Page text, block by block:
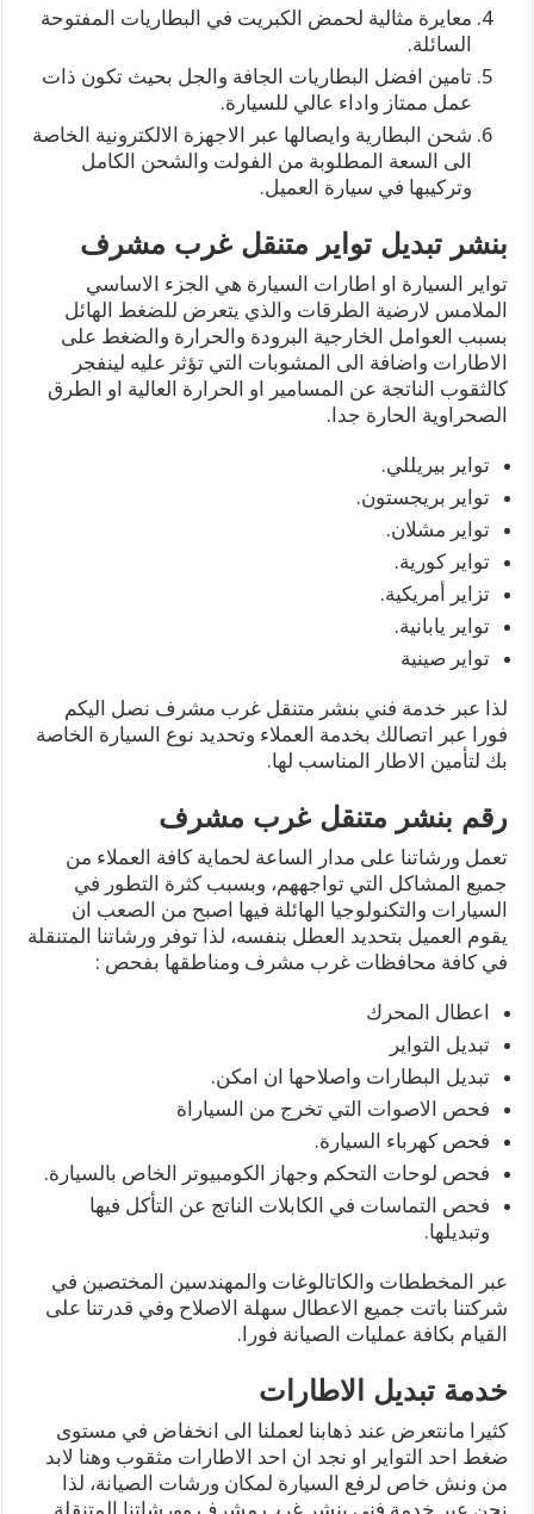
معايرة مثالية لحمض الكبريت في البطاريات المفتوحة
السائلة.
تامين افضل البطاريات الجافة والجل بحيث تكون ذات
عمل ممتاز واداء عالي للسيارة.
شحن البطارية وايصالها عبر الاجهزة الالكترونية الخاصة
الى السعة المطلوبة من الفولت والشحن الكامل
وتركيبها في سيارة العميل.
بنشر تبديل تواير متنقل غرب مشرف
تواير السيارة او اطارات السيارة هي الجزء الاساسي
الملامس لارضية الطرقات والذي يتعرض للضغط الهائل
بسبب العوامل الخارجية البرودة والحرارة والضغط على
الاطارات واضافة الى المشوبات التي تؤثر عليه لينفجر
كالثقوب الناتجة عن المسامير او الحرارة العالية او الطرق
الصحراوية الحارة جدا.
تواير بيريللي.
تواير بريجستون.
تواير مشلان.
تواير كورية.
تزاير أمريكية.
تواير يابانية.
تواير صينية
لذا عبر خدمة فني بنشر متنقل غرب مشرف نصل اليكم
فورا عبر اتصالك بخدمة العملاء وتحديد نوع السيارة الخاصة
بك لتأمين الاطار المناسب لها.
رقم بنشر متنقل غرب مشرف
تعمل ورشاتنا على مدار الساعة لحماية كافة العملاء من
جميع المشاكل التي تواجههم، وبسبب كثرة التطور في
السيارات والتكنولوجيا الهائلة فيها اصبح من الصعب ان
يقوم العميل بتحديد العطل بنفسه، لذا توفر ورشاتنا المتنقلة
في كافة محافظات غرب مشرف ومناطقها بفحص :
اعطال المحرك
تبديل التواير
تبديل البطارات واصلاحها ان امكن.
فحص الاصوات التي تخرج من السياراة
فحص كهرباء السيارة.
فحص لوحات التحكم وجهاز الكومبيوتر الخاص بالسيارة.
فحص التماسات في الكابلات الناتج عن التأكل فيها
وتبديلها.
عبر المخططات والكاتالوغات والمهندسين المختصين في
شركتنا باتت جميع الاعطال سهلة الاصلاح وفي قدرتنا على
القيام بكافة عمليات الصيانة فورا.
خدمة تبديل الاطارات
كثيرا مانتعرض عند ذهابنا لعملنا الى انخفاض في مستوى
ضغط احد التواير او نجد ان احد الاطارات مثقوب وهنا لابد
من ونش خاص لرفع السيارة لمكان ورشات الصيانة، لذا